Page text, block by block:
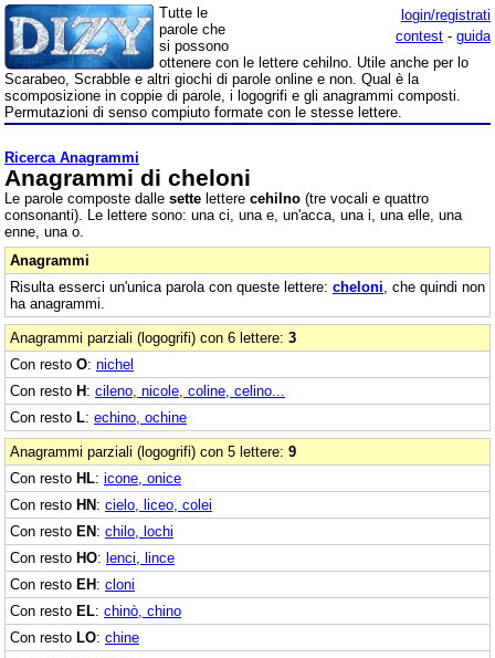
login/registrati
contest - guida
Tutte le
parole che
si possono
ottenere con le lettere cehilno. Utile anche per lo
Scarabeo, Scrabble e altri giochi di parole online e non. Qual è la
scomposizione in coppie di parole, i logogrifi e gli anagrammi composti.
Permutazioni di senso compiuto formate con le stesse lettere.
Ricerca Anagrammi
Anagrammi di cheloni
Le parole composte dalle sette lettere cehilno (tre vocali e quattro
consonanti). Le lettere sono: una ci, una e, un'acca, una i, una elle, una
enne, una o.
Anagrammi
Risulta esserci un'unica parola con queste lettere: cheloni , che quindi non
ha anagrammi.
Anagrammi parziali (logogrifi) con 6 lettere: 3
Con resto O: nichel
Con resto H: cileno, nicole, coline, celino...
Con resto L: echino, ochine
Anagrammi parziali (logogrifi) con 5 lettere: 9
Con resto HL: icone, onice
Con resto HN: cielo, liceo, colei
Con resto EN: chilo, lochi
Con resto HO: lenci, lince
Con resto EH: cloni
Con resto EL: chinò, chino
Con resto LO: chine